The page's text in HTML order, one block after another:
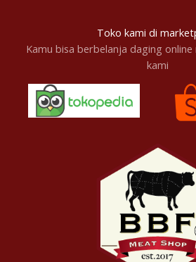
Toko kami di
Kamu bisa berbelanja daging
kami